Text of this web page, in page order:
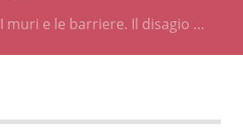
I muri e le barriere. Il disagio …